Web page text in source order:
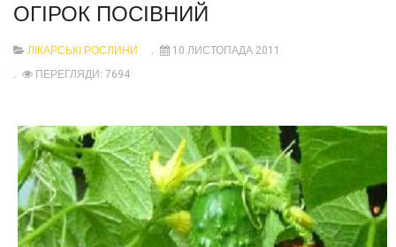
ОГІРОК ПОСІВНИЙ
ЛІКАРСЬКІ РОСЛИНИ
10 ЛИСТОПАДА 2011
ПЕРЕГЛЯДИ: 7694